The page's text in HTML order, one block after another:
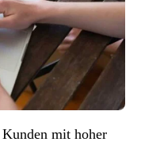
Kunden mit hoher